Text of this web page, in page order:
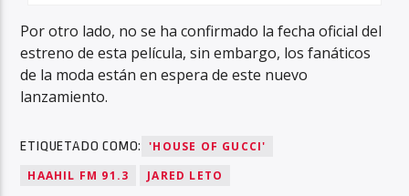
Por otro lado, no se ha confirmado la fecha oficial del
estreno de esta película, sin embargo, los fanáticos
de la moda están en espera de este nuevo
lanzamiento.
ETIQUETADO COMO:
'HOUSE OF GUCCI'
HAAHIL FM 91.3
JARED LETO